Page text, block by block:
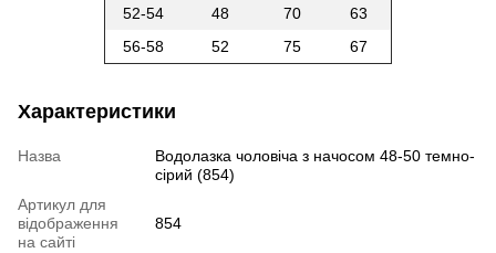
52-54
48 70
63
56-58
52 75 67
Характеристики
Назва
Водолазка чоловіча з начосом 48-50 темно-
сірий (854)
Артикул для
відображення
на сайті
854